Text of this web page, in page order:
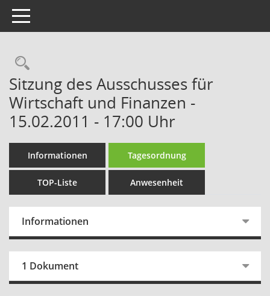
Toggle navigation
Rechercheauswahl
Sitzung des Ausschusses für
Wirtschaft und Finanzen -
15.02.2011 - 17:00 Uhr
Informationen Tagesordnung
TOP-Liste Anwesenheit
Informationen
1 Dokument